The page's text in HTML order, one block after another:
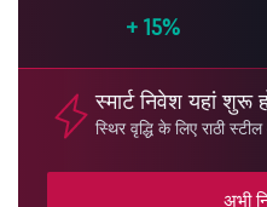
+15%
स्मार्ट निवेश यहां शुरू
स्थिर वृद्धि के लिए राठी
अभी